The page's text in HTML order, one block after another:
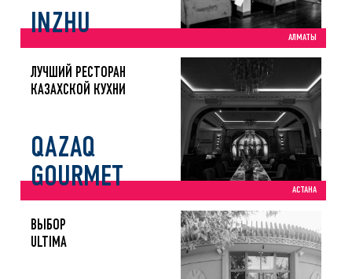
АЛМАТЫ
INZHU
АСТАНА
ЛУЧШИЙ РЕСТОРАН
КАЗАХСКОЙ КУХНИ
QAZAQ
GOURMET
ВЫБОР
ULTIMA